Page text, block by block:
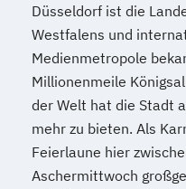
Düsseldorf ist die
Westfalens und
Medienmetropole
Millionenmeile
der Welt hat die Stadt
mehr zu bieten. Als
Feierlaune hier
Aschermittwoch